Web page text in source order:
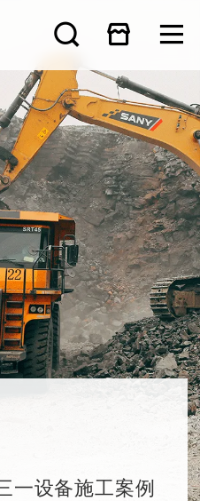
一设备施工案例